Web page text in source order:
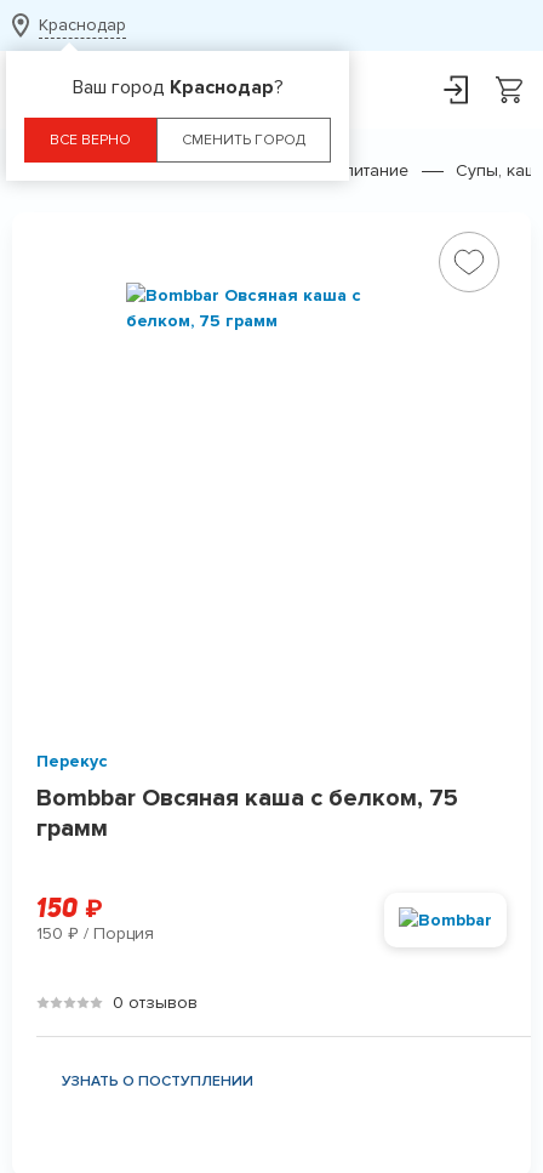
Краснодар
Ваш город Краснодар?
ВСЕ ВЕРНО СМЕНИТЬ ГОРОД
Диетическое питание Супы,
Перекус
Bombbar Овсяная каша с белком, 75
грамм
150 ₽
150 ₽ / Порция
0 отзывов
УЗНАТЬ О ПОСТУПЛЕНИИ